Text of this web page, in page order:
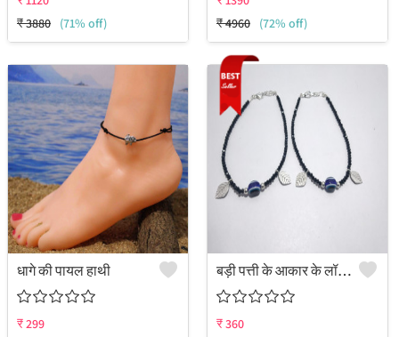
₹3880 (71% off)
₹4960 (72% off)
धागे की पायल हाथी
₹299
बड़ी पत्ती के आकार के लॉकेट और काले ओनेक्स मोतियों से सजी बुरी नजर से बचाने वाली पायल (दो का पैक)
₹360